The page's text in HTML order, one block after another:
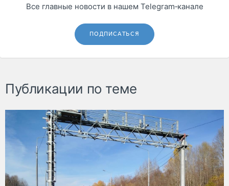
Все главные новости в нашем Telegram‑канале
ПОДПИСАТЬСЯ
Публикации по теме